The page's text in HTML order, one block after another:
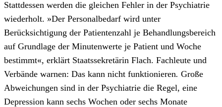
Stattdessen werden die gleichen Fehler in der Psychiatrie
wiederholt. »Der Personalbedarf wird unter
Berücksichtigung der Patientenzahl je Behandlungsbereich
auf Grundlage der Minutenwerte je Patient und Woche
bestimmt«, erklärt Staatssekretärin Flach. Fachleute und
Verbände warnen: Das kann nicht funktionieren. Große
Abweichungen sind in der Psychiatrie die Regel, eine
Depression kann sechs Wochen oder sechs Monate